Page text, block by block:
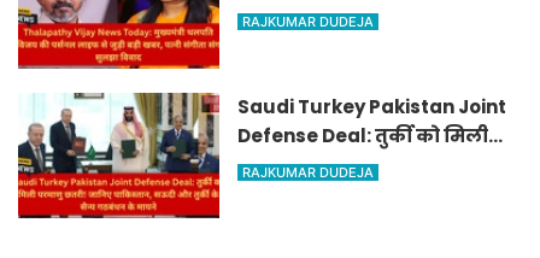
की पर्सनल लाइफ से जुड़ी बड़ी खबर,
RAJKUMAR DUDEJA
Saudi Turkey Pakistan Joint
Defense Deal: तुर्की को मिली
परमाणु छतरी! जानिए पाकिस्तान,
RAJKUMAR DUDEJA